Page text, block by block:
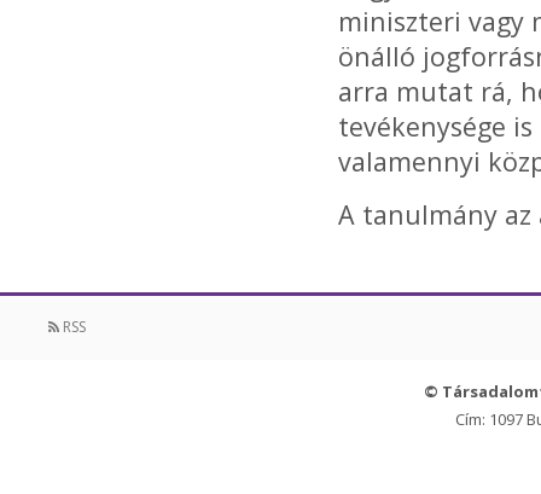
miniszteri vagy
önálló
arra mutat rá,
tevékenysége
valamennyi
A tanulmány
RSS
©
Cím: 1097